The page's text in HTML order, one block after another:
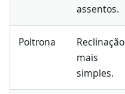
assentos.
Poltrona
Reclinação
mais
simples.